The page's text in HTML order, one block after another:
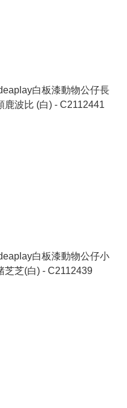
白板漆動物公仔長
鹿波比 (白) - C2112441
白板漆動物公仔小
芝芝(白) - C2112439